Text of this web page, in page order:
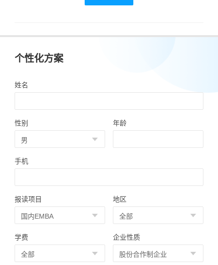
个性化方案
姓名
性别 年龄
手机
报读项目 地区
学费 企业性质